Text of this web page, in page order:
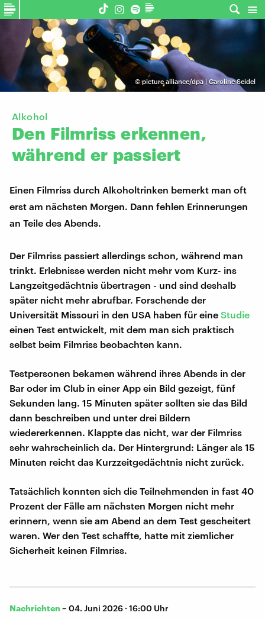
©picture alliance/dpa | Caroline Seidel
Alkohol
Den Filmriss erkennen,
während er passiert
Einen Filmriss durch Alkoholtrinken bemerkt man oft
erst am nächsten Morgen. Dann fehlen Erinnerungen
an Teile des Abends.
Der Filmriss passiert allerdings schon, während man
trinkt. Erlebnisse werden nicht mehr vom Kurz- ins
Langzeitgedächtnis übertragen - und sind deshalb
später nicht mehr abrufbar. Forschende der
Universität Missouri in den USA haben für eine Studie
einen Test entwickelt, mit dem man sich praktisch
selbst beim Filmriss beobachten kann.
Testpersonen bekamen während ihres Abends in der
Bar oder im Club in einer App ein Bild gezeigt, fünf
Sekunden lang. 15 Minuten später sollten sie das Bild
dann beschreiben und unter drei Bildern
wiedererkennen. Klappte das nicht, war der Filmriss
sehr wahrscheinlich da. Der Hintergrund: Länger als 15
Minuten reicht das Kurzzeitgedächtnis nicht zurück.
Tatsächlich konnten sich die Teilnehmenden in fast 40
Prozent der Fälle am nächsten Morgen nicht mehr
erinnern, wenn sie am Abend an dem Test gescheitert
waren. Wer den Test schaffte, hatte mit ziemlicher
Sicherheit keinen Filmriss.
Nachrichten – 04. Juni 2026 · 16:00 Uhr